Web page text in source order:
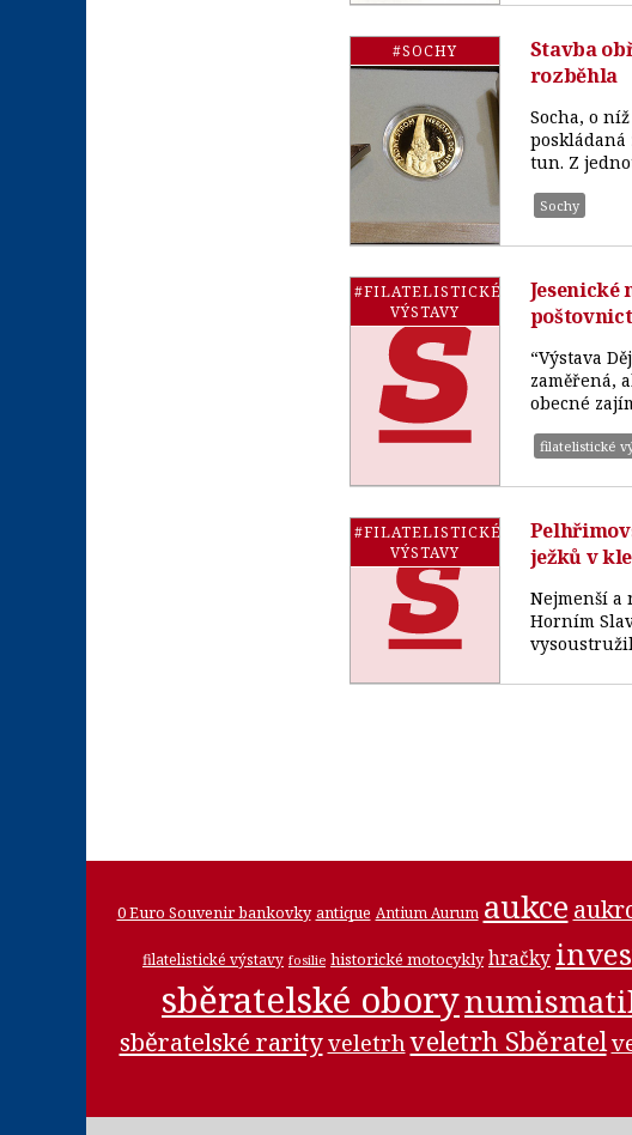
#SOCHY
Stavba
rozběhla
Socha, o
poskládaná
tun. Z
Sochy
#FILATELISTICKÉ
VÝSTAVY
“Výstava
zaměřená,
obecné
filatelistické
#FILATELISTICKÉ
VÝSTAVY
ježků v
Nejmenší a
Horním
0 Euro Souvenir bankovky antique Antium Aurum aukce
filatelistické výstavy fosilie historické motocykly hračky
sběratelské obory
sběratelské rarityveletrhveletrh Sběratel